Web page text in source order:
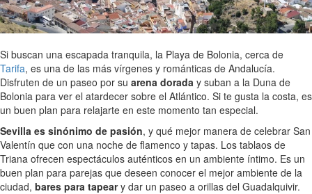
Si buscan una escapada tranquila, la Playa de Bolonia, cerca de
Tarifa, es una de las más vírgenes y románticas de Andalucía.
Disfruten de un paseo por su arena dorada y suban a la Duna de
Bolonia para ver el atardecer sobre el Atlántico. Si te gusta la costa, es
un buen plan para relajarte en este momento tan especial.
Sevilla es sinónimo de pasión, y qué mejor manera de celebrar San
Valentín que con una noche de flamenco y tapas. Los tablaos de
Triana ofrecen espectáculos auténticos en un ambiente íntimo. Es un
buen plan para parejas que deseen conocer el mejor ambiente de la
ciudad, bares para tapeary dar un paseo a orillas del Guadalquivir.